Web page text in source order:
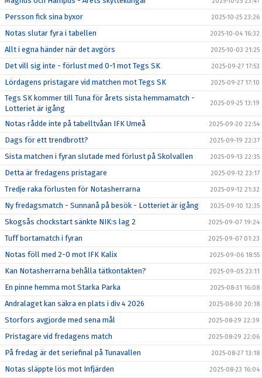
Persson fick sina byxor 2025-10-25 23:26
Notas slutar fyra i tabellen 2025-10-04 16:32
Allt i egna händer när det avgörs 2025-10-03 21:25
Det vill sig inte - förlust med 0-1 mot Tegs SK 2025-09-27 17:53
Lördagens pristagare vid matchen mot Tegs SK 2025-09-27 17:10
Tegs SK kommer till Tuna för årets sista hemmamatch -
Lotteriet är igång
2025-09-25 13:19
Notas rådde inte på tabelltvåan IFK Umeå 2025-09-20 22:54
Dags för ett trendbrott? 2025-09-19 22:37
Sista matchen i fyran slutade med förlust på Skolvallen 2025-09-13 22:35
Detta är fredagens pristagare 2025-09-12 23:17
Tredje raka förlusten för Notasherrarna 2025-09-12 21:32
Ny fredagsmatch - Sunnanå på besök - Lotteriet är igång 2025-09-10 12:35
Skogsås chockstart sänkte NIK:s lag 2 2025-09-07 19:24
Tuff bortamatch i fyran 2025-09-07 01:23
Notas föll med 2-0 mot IFK Kalix 2025-09-06 18:55
Kan Notasherrarna behålla tätkontakten? 2025-09-05 23:11
En pinne hemma mot Starka Parka 2025-08-31 16:08
Andralaget kan säkra en plats i div 4 2026 2025-08-30 20:18
Storfors avgjorde med sena mål 2025-08-29 22:39
Pristagare vid fredagens match 2025-08-29 22:06
På fredag är det seriefinal på Tunavallen 2025-08-27 13:18
Notas släppte lös mot Infjärden 2025-08-23 16:04